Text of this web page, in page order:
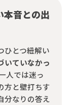
本音との出
ひとつ紐解い
いていなかっ
人では迷っ
方と壁打ちす
分なりの答え